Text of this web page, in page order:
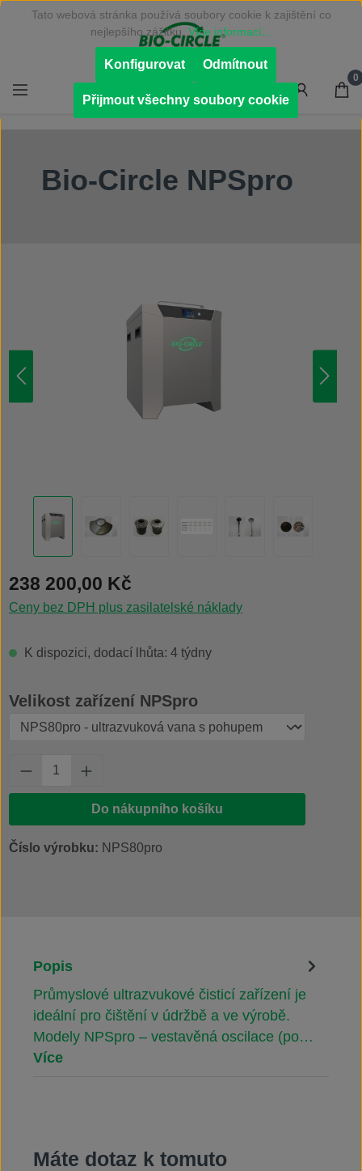
Přejít na hlavní obsah
0
Bio-Circle NPSpro
Běžná cena:
238 200,00 Kč
Ceny bez DPH plus zasilatelské náklady
K dispozici, dodací lhůta: 4 týdny
Vyberte
Velikost zařízení NPSpro
Množství produktu: Zadejte požadované
Do nákupního košíku
Číslo výrobku: NPS80pro
Popis
Průmyslové ultrazvukové čisticí zařízení je
ideální pro čištění v údržbě a ve výrobě.
Modely NPSpro – vestavěná oscilace (po…
Více
Máte dotaz k tomuto
Tato webová stránka používá soubory cookie k zajištění co
nejlepšího zážitku. Více informací...
Odmítnout
Konfigurovat
Přijmout všechny soubory cookie